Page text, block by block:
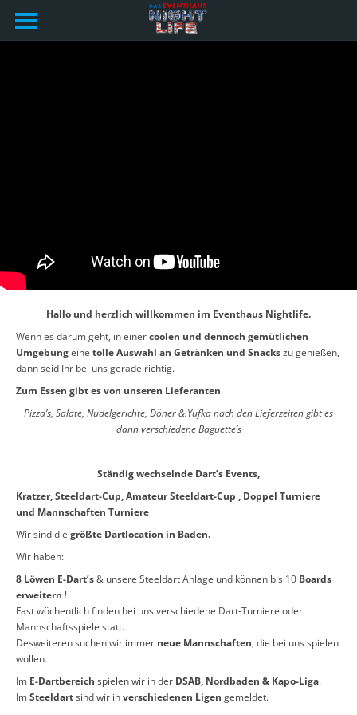
Hallo und herzlich willkommen im Eventhaus Nightlife.
Wenn es darum geht, in einercoolen und dennoch gemütlichen
Umgebungeine tolle Auswahl an Getränken und Snackszu genießen,
dann seid Ihr bei uns gerade richtig.
Zum Essen gibt es von unseren Lieferanten
Pizza’s, Salate, Nudelgerichte, Döner &.Yufkanach den Lieferzeiten gibt es
dann verschiedene Baguette’s
Ständig wechselnde Dart’s Events,
Kratzer, Steeldart-Cup, Amateur Steeldart-Cup , Doppel Turniere
und Mannschaften Turniere
Wir sind die größte Dartlocation in Baden.
Wir haben:
8 Löwen E-Dart’s& unsere Steeldart Anlage und können bis 10 Boards
erweitern !
Fast wöchentlich finden bei uns verschiedene Dart-Turniere oder
Mannschaftsspiele statt.
Desweiteren suchen wir immer neue Mannschaften, die bei uns spielen
wollen.
Im E-Dartbereich spielen wir in der DSAB, Nordbaden & Kapo-Liga.
ImSteeldartsind wir inverschiedenen Ligen gemeldet.